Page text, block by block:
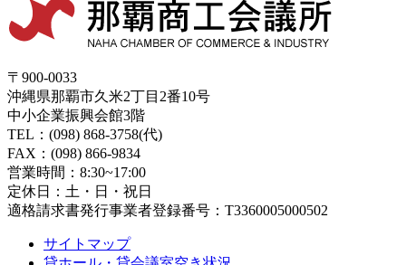
〒900-0033
沖縄県那覇市久米2丁目2番10号
中小企業振興会館3階
TEL：(098) 868-3758(代)
FAX：(098) 866-9834
営業時間：8:30~17:00
定休日：土・日・祝日
適格請求書発行事業者登録番号：T3360005000502
サイトマップ